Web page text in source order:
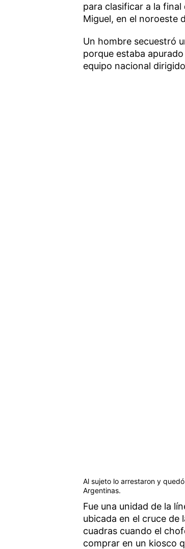
para clasificar a la
Miguel, en el noroeste
Un hombre secuestró
porque estaba
equipo nacional
Al sujeto lo arrestaron y
Argentinas.
Fue una unidad de la
ubicada en el cruce de
cuadras cuando el
comprar en un kiosco